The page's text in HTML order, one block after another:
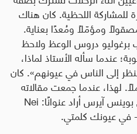
اللحظية. كان هناك
ومؤمّلًا ومُعدًا بعناية.
دروس الوعظ ولاحظ
عندما سأله الأستاذ لماذا،
إلى الناس في عيونهم». كان
لهذا، عندما جمعت مقالاته
آيرس أراد عنوانًا: Nei
-في عيونك كلمتي.